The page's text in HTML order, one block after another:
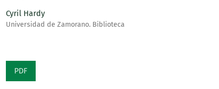
Cyril Hardy
Universidad de Zamorano. Biblioteca
PDF